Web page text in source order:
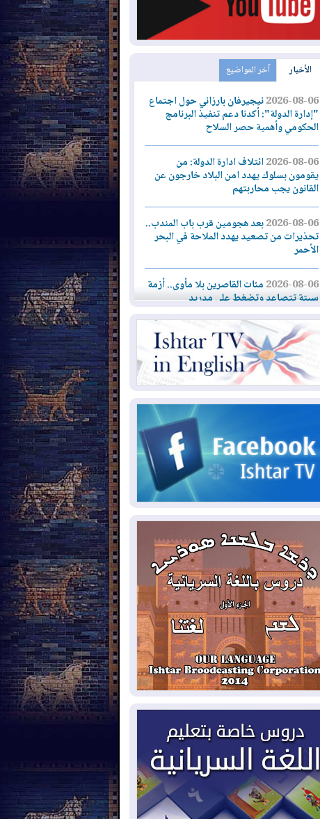
الأخبار آخر المواضيع
2026-08-06نيجيرفان بارزاني حول اجتماع
"إدارة الدولة": أكدنا دعم تنفيذ البرنامج
الحكومي وأهمية حصر السلاح
2026-08-06ائتلاف ادارة الدولة: من
يقومون بسلوك يهدد امن البلاد خارجون عن
القانون يجب محاربتهم
2026-08-06بعد هجومين قرب باب المندب..
تحذيرات من تصعيد يهدد الملاحة في البحر
الأحمر
2026-08-06مئات القاصرين بلا مأوى.. أزمة
سبتة تتصاعد وتضغط على مدريد
2026-08-05
لمدة عام.. بدء توريد 100
مليون قدم مكعب يومياً من غاز كورمور في
إقليم كوردستان إلى وزارة الكهرباء العراقية
ملامح أخطر التحديات التي تواجه العراق
2026-08-05
حرائق فرنسا.. توقيف 402
شخص بينهم 156 قاصرا منذ بداية موسم
الحرائق
2026-08-04سومو: إنتاج النفط في إقليم
كوردستان انخفض إلى أقل من 10%
2026-08-04ملفات حقبة الكاظمي تعود إلى
الواجهة.. أنباء عن مراجعات قضائية
وتحقيقات أوسع في قضايا فساد
2026-08-04
بيترو يشكو تزوير الانتخابات
الرئاسية ويحذر من "حرب أهلية" في
كولومبيا
2026-08-03رئيس إقليم كوردستان في
2026-08-03العراق يؤكد مجدداً التزامه
بمنع الهجمات على الدول المجاورة
2026-08-03العجز والاقتراض يطوقان
المالية العراقية.. اقتراض يتجاوز 3 تريليونات
دينار!